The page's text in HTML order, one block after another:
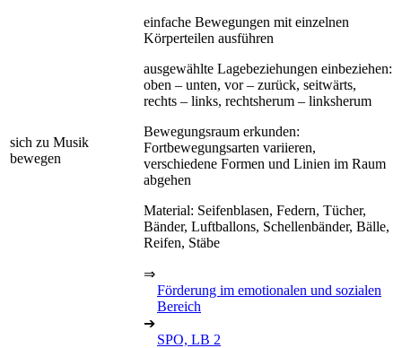
sich zu Musik
bewegen
einfache Bewegungen mit einzelnen
Körperteilen ausführen
ausgewählte Lagebeziehungen einbeziehen:
oben – unten, vor – zurück, seitwärts,
rechts – links, rechtsherum – linksherum
Bewegungsraum erkunden:
Fortbewegungsarten variieren,
verschiedene Formen und Linien im Raum
abgehen
Material: Seifenblasen, Federn, Tücher,
Bänder, Luftballons, Schellenbänder, Bälle,
Reifen, Stäbe
⇒
Förderung im emotionalen und sozialen
Bereich
➔
SPO, LB 2